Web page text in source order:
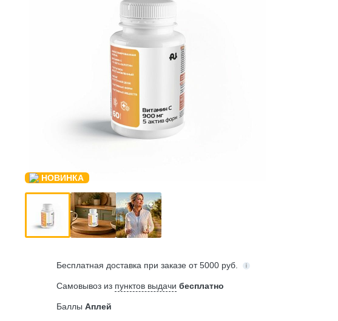
Бесплатная доставка при заказе от 5000 руб.
Самовывоз из пунктов выдачи бесплатно
БаллыАплей